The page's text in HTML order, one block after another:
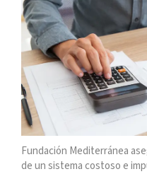
Fundación Mediterránea
de un sistema costoso e